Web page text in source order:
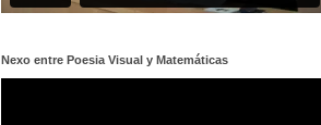
Nexo entre Poesia Visual y Matemáticas